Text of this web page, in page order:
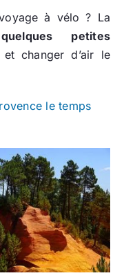
à vélo ? La
quelques petites
changer d’air le
le temps